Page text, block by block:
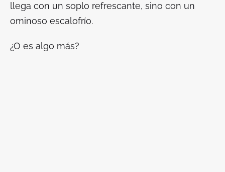
llega con un soplo refrescante, sino con un
ominoso escalofrío.
¿O es algo más?